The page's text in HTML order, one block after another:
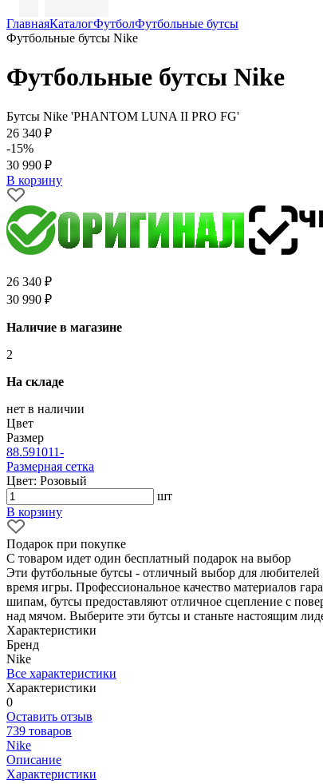
ГлавнаяКаталогФутболФутбольные бутсы
Футбольные бутсы Nike
Футбольные бутсы Nike
Бутсы Nike 'PHANTOM LUNA II PRO FG'
26 340 ₽
-15%
30 990 ₽
В корзину
26 340 ₽
30 990 ₽
Наличие в магазине
2
На складе
нет в наличии
Цвет
Размер
88.591011-
Размерная сетка
Цвет: Розовый
шт
В корзину
Подарок при покупке
С товаром идет один бесплатный подарок на выбор
Эти футбольные бутсы - отличный выбор для любителей
время игры. Профессиональное качество материалов
шипам, бутсы предоставляют отличное сцепление с
над мячом. Выберите эти бутсы и станьте настоящим
Характеристики
Бренд
Nike
Все характеристики
Характеристики
0
Оставить отзыв
739 товаров
Nike
Описание
Характеристики